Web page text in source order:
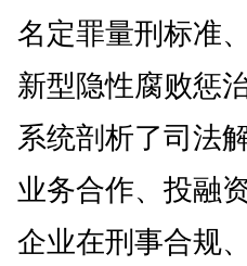
名定罪量刑标准
新型隐性腐败惩
系统剖析了司法
业务合作、投融
企业在刑事合规